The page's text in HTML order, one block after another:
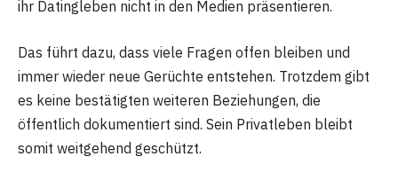
ihr Datingleben nicht in den Medien präsentieren.
Das führt dazu, dass viele Fragen offen bleiben und
immer wieder neue Gerüchte entstehen. Trotzdem gibt
es keine bestätigten weiteren Beziehungen, die
öffentlich dokumentiert sind. Sein Privatleben bleibt
somit weitgehend geschützt.